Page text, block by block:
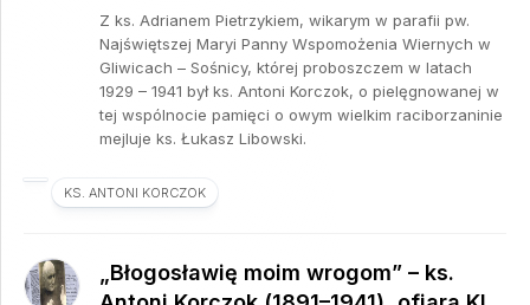
Z ks. Adrianem Pietrzykiem, wikarym w parafii pw.
Najświętszej Maryi Panny Wspomożenia Wiernych w
Gliwicach – Sośnicy, której proboszczem w latach
1929 – 1941 był ks. Antoni Korczok, o pielęgnowanej w
tej wspólnocie pamięci o owym wielkim raciborzaninie
mejluje ks. Łukasz Libowski.
KS. ANTONI KORCZOK
„Błogosławię moim wrogom” – ks.